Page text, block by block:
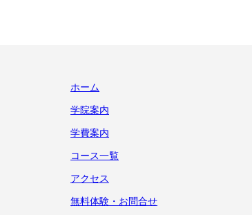
ホーム
学院案内
学費案内
コース一覧
アクセス
無料体験・お問合せ